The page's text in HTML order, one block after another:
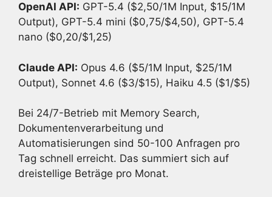
OpenAI API: GPT-5.4 ($2,50/1M Input, $15/1M
Output), GPT-5.4 mini ($0,75/$4,50), GPT-5.4
nano ($0,20/$1,25)
Claude API: Opus 4.6 ($5/1M Input, $25/1M
Output), Sonnet 4.6 ($3/$15), Haiku 4.5 ($1/$5)
Bei 24/7-Betrieb mit Memory Search,
Dokumentenverarbeitung und
Automatisierungen sind 50-100 Anfragen pro
Tag schnell erreicht. Das summiert sich auf
dreistellige Beträge pro Monat.